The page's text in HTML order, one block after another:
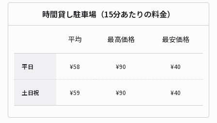
時間貸し駐車場（15分あたりの料金）
平均 最高価格 最安価格
平日 ¥58 ¥90 ¥40
土日祝 ¥59 ¥90 ¥40